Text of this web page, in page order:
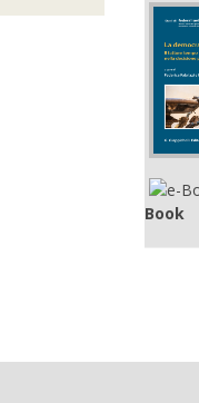
Book